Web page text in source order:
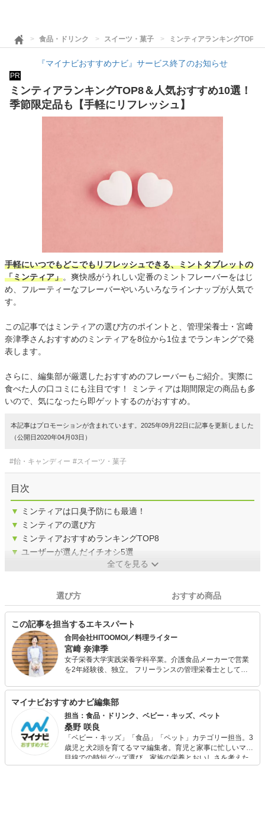
食品・ドリンク スイーツ・菓子 ミンティアランキングTOP8
『マイナビおすすめナビ』サービス終了のお知らせ
PR
ミンティアランキングTOP8＆人気おすすめ10選！
季節限定品も【手軽にリフレッシュ】
手軽にいつでもどこでもリフレッシュできる、ミントタブレットの
「ミンティア」。爽快感がうれしい定番のミントフレーバーをはじ
め、フルーティーなフレーバーやいろいろなラインナップが人気で
す。
この記事ではミンティアの選び方のポイントと、管理栄養士・宮﨑
奈津季さんおすすめのミンティアを8位から1位までランキングで発
表します。
さらに、編集部が厳選したおすすめのフレーバーもご紹介。実際に
食べた人の口コミにも注目です！ ミンティアは期間限定の商品も多
いので、気になったら即ゲットするのがおすすめ。
本記事はプロモーションが含まれています。2025年09月22日に記事を更新しました
（公開日2020年04月03日）
#飴・キャンディー #スイーツ・菓子
目次
▼
ミンティアは口臭予防にも最適！
▼
ミンティアの選び方
▼
ミンティアおすすめランキングTOP8
▼ ユーザーが選んだイチオシ5選
全てを見る
選び方 おすすめ商品
この記事を担当するエキスパート
合同会社HITOOMOI／料理ライター
宮﨑 奈津季
女子栄養大学実践栄養学科卒業。介護食品メーカーで営業
を2年経験後、独立。 フリーランスの管理栄養士として、
レシピ開発、撮影、記事の執筆を行う。 2019年1月に合同
会社HITOOMOIの創業メンバーとして参画。食・健康にか
かわるコンテンツ制作など幅広く活動中。誰かのための料
理、労わる料理、作り手も気負わない料理を大切にしてい
る。
マイナビおすすめナビ編集部
担当：食品・ドリンク、ベビー・キッズ、ペット
桑野 咲良
「ベビー・キッズ」「食品」「ペット」カテゴリー担当。3
歳児と犬2頭を育てるママ編集者。育児と家事に忙しいママ
目線での時短グッズ選び、家族の栄養とおいしさを考えた
食品選び、束の間のリラックスタイムを楽しむためのスイ